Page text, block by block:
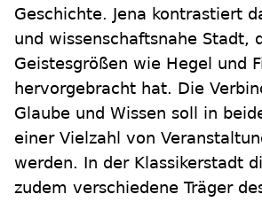
Geschichte. Jena kontrastiert
und wissenschaftsnahe Stadt,
Geistesgrößen wie Hegel und
hervorgebracht hat. Die
Glaube und Wissen soll in
einer Vielzahl von
werden. In der Klassikerstadt
zudem verschiedene Träger